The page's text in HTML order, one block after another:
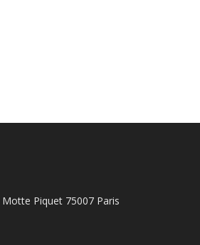
Piquet 75007 Paris